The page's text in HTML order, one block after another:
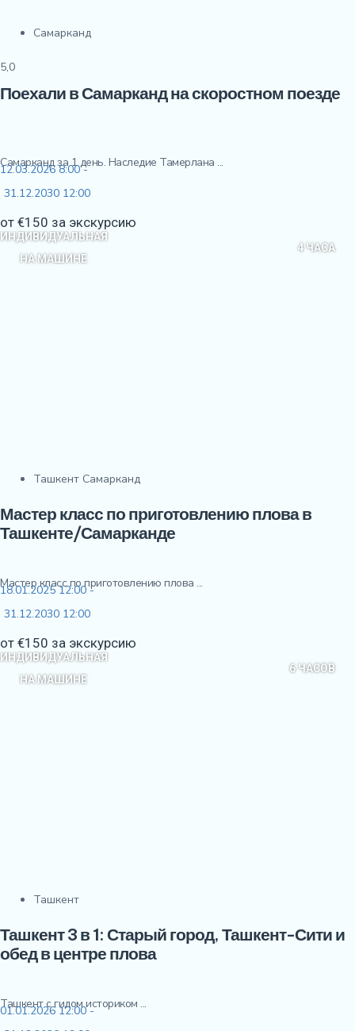
Самарканд
5,0
Поехали в Самарканд на скоростном поезде
Самарканд за 1 день. Наследие Тамерлана ...
12.03.2026 8:00 -
31.12.2030 12:00
от €150 за экскурсию
ИНДИВИДУАЛЬНАЯ
4 ЧАСА
НА МАШИНЕ
Ташкент Самарканд
Мастер класс по приготовлению плова в
Ташкенте/Самарканде
Мастер класс по приготовлению плова ...
18.01.2025 12:00 -
31.12.2030 12:00
от €150 за экскурсию
ИНДИВИДУАЛЬНАЯ
6 ЧАСОВ
НА МАШИНЕ
Ташкент
Ташкент 3 в 1: Старый город, Ташкент-Сити и
обед в центре плова
Ташкент с гидом историком ...
01.01.2026 12:00 -